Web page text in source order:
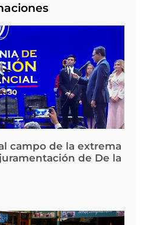
campo de la extrema
de De la